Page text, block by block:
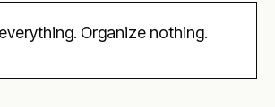
Organize nothing.